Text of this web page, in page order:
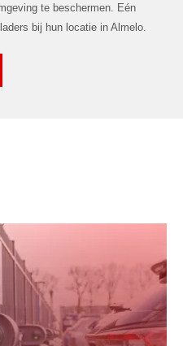
te beschermen. Eén
bij hun locatie in Almelo.